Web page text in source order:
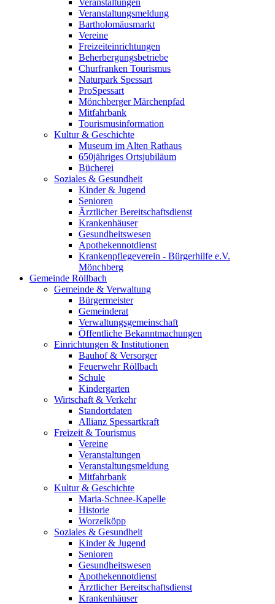
Veranstaltungen
Veranstaltungsmeldung
Bartholomäusmarkt
Vereine
Freizeiteinrichtungen
Beherbergungsbetriebe
Churfranken Tourismus
Naturpark Spessart
ProSpessart
Mönchberger Märchenpfad
Mitfahrbank
Tourismusinformation
Kultur & Geschichte
Museum im Alten Rathaus
650jähriges Ortsjubiläum
Bücherei
Soziales & Gesundheit
Kinder & Jugend
Senioren
Ärztlicher Bereitschaftsdienst
Krankenhäuser
Gesundheitswesen
Apothekennotdienst
Krankenpflegeverein - Bürgerhilfe e.V.
Mönchberg
Gemeinde Röllbach
Gemeinde & Verwaltung
Bürgermeister
Gemeinderat
Verwaltungsgemeinschaft
Öffentliche Bekanntmachungen
Einrichtungen & Institutionen
Bauhof & Versorger
Feuerwehr Röllbach
Schule
Kindergarten
Wirtschaft & Verkehr
Standortdaten
Allianz Spessartkraft
Freizeit & Tourismus
Vereine
Veranstaltungen
Veranstaltungsmeldung
Mitfahrbank
Kultur & Geschichte
Maria-Schnee-Kapelle
Historie
Worzelköpp
Soziales & Gesundheit
Kinder & Jugend
Senioren
Gesundheitswesen
Apothekennotdienst
Ärztlicher Bereitschaftsdienst
Krankenhäuser